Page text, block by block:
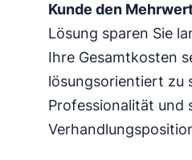
Kunde den
Lösung sparen Sie
Ihre Gesamtkosten
lösungsorientiert zu
Professionalität und